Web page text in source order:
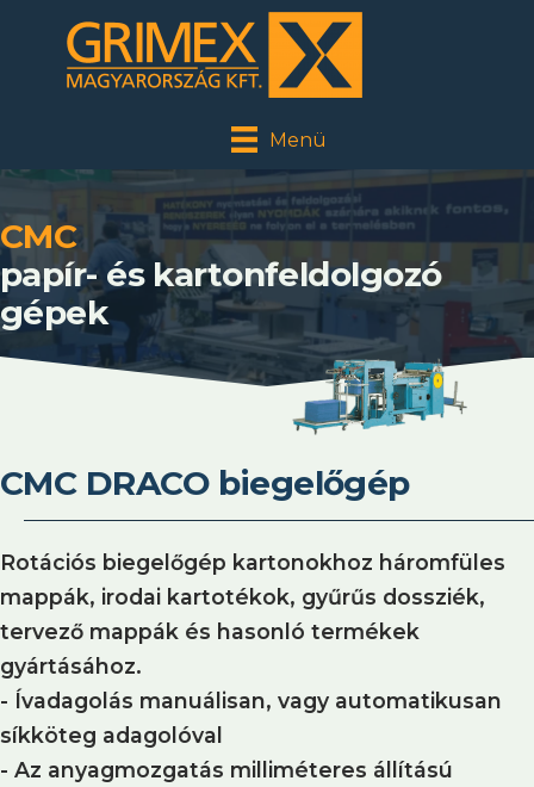
Menü
CMC
papír- és kartonfeldolgozó
gépek
CMC DRACO biegelőgép
Rotációs biegelőgép kartonokhoz háromfüles
mappák, irodai kartotékok, gyűrűs dossziék,
tervező mappák és hasonló termékek
gyártásához.
- Ívadagolás manuálisan, vagy automatikusan
síkköteg adagolóval
- Az anyagmozgatás milliméteres állítású